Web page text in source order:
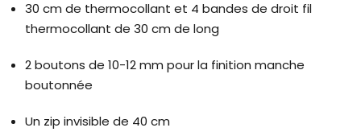
30 cm de thermocollant et 4 bandes de droit fil
thermocollant de 30 cm de long
2 boutons de 10-12 mm pour la finition manche
boutonnée
Un zip invisible de 40 cm